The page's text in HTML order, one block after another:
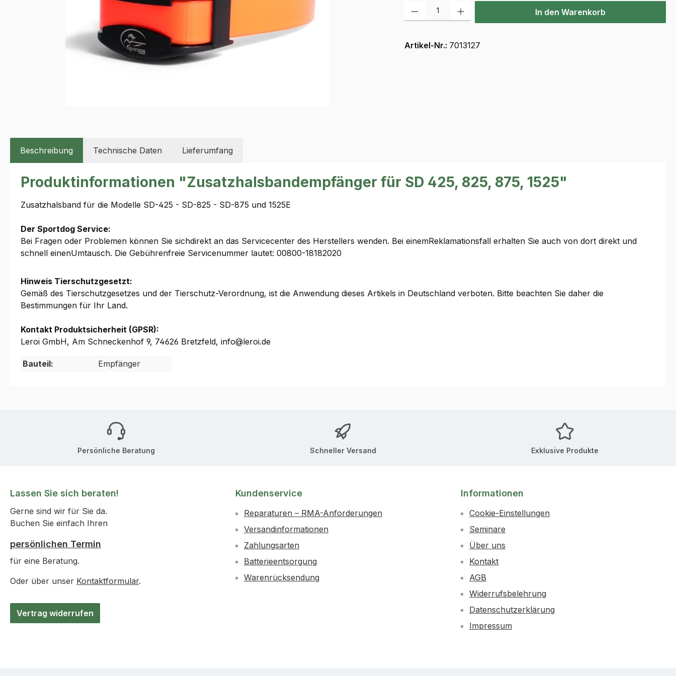
Produkt Anzahl: Gib den gewünschten Wert ein oder benutze die Schaltflächen
In den Warenkorb
Artikel-Nr.: 7013127
Beschreibung Technische Daten Lieferumfang
Produktinformationen "Zusatzhalsbandempfänger für SD 425, 825, 875, 1525"
Zusatzhalsband für die Modelle SD-425 - SD-825 - SD-875 und 1525E
Der Sportdog Service:
Bei Fragen oder Problemen können Sie sichdirekt an das Servicecenter des Herstellers wenden. Bei einemReklamationsfall erhalten Sie auch von dort direkt und
schnell einenUmtausch. Die Gebührenfreie Servicenummer lautet: 00800-18182020
Hinweis Tierschutzgesetzt:
Gemäß des Tierschutzgesetzes und der Tierschutz-Verordnung, ist die Anwendung dieses Artikels in Deutschland verboten. Bitte beachten Sie daher die
Bestimmungen für Ihr Land.
Kontakt Produktsicherheit (GPSR):
Leroi GmbH, Am Schneckenhof 9, 74626 Bretzfeld, info@leroi.de
Bauteil: Empfänger
Persönliche Beratung Schneller Versand Exklusive Produkte
Lassen Sie sich beraten!
Gerne sind wir für Sie da.
Buchen Sie einfach Ihren
persönlichen Termin
für eine Beratung.
Oder über unser Kontaktformular.
Vertrag widerrufen
Kundenservice
Reparaturen – RMA-Anforderungen
Versandinformationen
Zahlungsarten
Batterieentsorgung
Warenrücksendung
Informationen
Cookie-Einstellungen
Seminare
Über uns
Kontakt
AGB
Widerrufsbelehrung
Datenschutzerklärung
Impressum